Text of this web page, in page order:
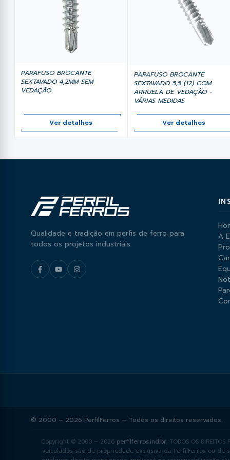
PARAFUSO BROCANTE
SEXTAVADO 4,2MM SEM
VEDAÇÃO
Ver detalhes
PARAFUSO BROCANTE
SEXTAVADO 5,5 (12) COM
ARRUELA DE VEDAÇÃO -
VÁRIAS MEDIDAS
Ver detalhes
Qualidade e tradição em perfis de ferro para
todos os projetos industriais.
A
© 2000 – 2026 PerfilFerros — Todos os direitos reservados.
Copyright © 2000 – 2026 perfilferros.ind.br, TODOS OS
veiculados são de propriedade exclusiva da PerfilFerros ou